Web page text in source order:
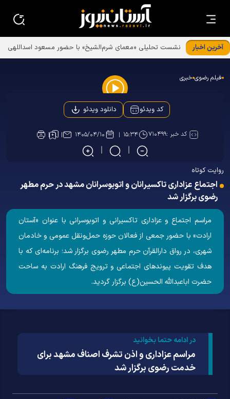
آخرین اخبار
فیلم رضوی خبری
Play
Video
کد ویدئو دانلود ویدئو
کد خبر :۷۱۰۴۹۹ ۱۵:۳۴ ۱۴۰۵/۰۴/۱۰
روایت کوتاه
اجتماع عزاداری تاکسیرانان و اتوبوسرانان مشهد در حرم مطهر
رضوی برگزار شد
مراسم اجتماع و عزاداری تاکسیرانی و اتوبوسرانی با عنوان «آستان
ارادت» با حضور جمعی از فعالان حوزه حمل‌ونقل عمومی و خادمان
شهری، در رواق دارالقرآن حرم مطهر رضوی برگزار شد؛ برنامه‌ای که با
هدف تقویت پیوندهای اجتماعی و ترویج فرهنگ ارادت به ساحت
حضرت اباعبدالله الحسین(ع) برگزار گردید.
در ادامه حتما بخوانید
مراسم عزاداری و اذن تشرف اصناف مشهد برای
خدمت رضوی برگزار شد